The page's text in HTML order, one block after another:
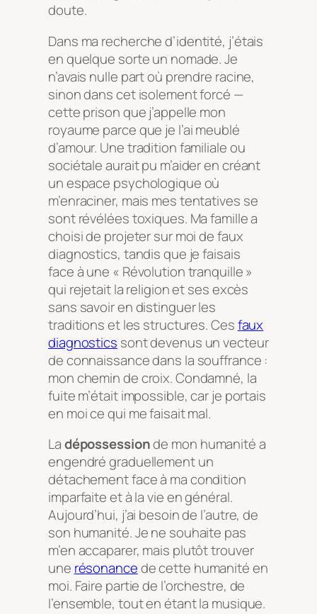
doute.
Dans ma recherche d’identité, j’étais
en quelque sorte un nomade. Je
n’avais nulle part où prendre racine,
sinon dans cet isolement forcé —
cette prison que j’appelle mon
royaume parce que je l’ai meublé
d’amour. Une tradition familiale ou
sociétale aurait pu m’aider en créant
un espace psychologique où
m’enraciner, mais mes tentatives se
sont révélées toxiques. Ma famille a
choisi de projeter sur moi de faux
diagnostics, tandis que je faisais
face à une « Révolution tranquille »
qui rejetait la religion et ses excès
sans savoir en distinguer les
traditions et les structures. Cesfaux
diagnostics sont devenus un vecteur
de connaissance dans la souffrance :
mon chemin de croix. Condamné, la
fuite m’était impossible, car je portais
en moi ce qui me faisait mal.
Ladépossessionde mon humanité a
engendré graduellement un
détachement face à ma condition
imparfaite et à la vie en général.
Aujourd’hui, j’ai besoin de l’autre, de
son humanité. Je ne souhaite pas
m’en accaparer, mais plutôt trouver
une résonancede cette humanité en
moi. Faire partie de l’orchestre, de
l’ensemble, tout en étant la musique.